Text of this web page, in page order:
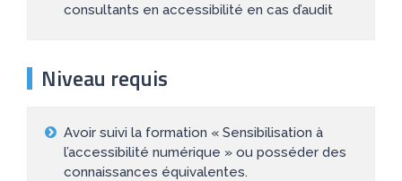
consultants en accessibilité en cas d’audit
Niveau requis
Avoir suivi la formation « Sensibilisation à
l’accessibilité numérique » ou posséder des
connaissances équivalentes.